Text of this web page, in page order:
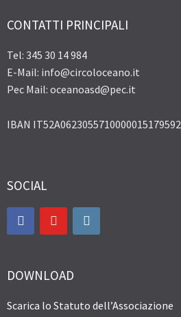
CONTATTI PRINCIPALI
Tel: 345 30 14 984
E-Mail: info@circoloceano.it
Pec Mail: oceanoasd@pec.it
IBAN IT52A0623055710000015179592
SOCIAL
DOWNLOAD
Scarica lo Statuto dell’Associazione